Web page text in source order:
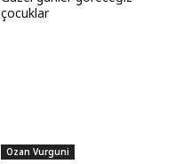
çocuklar
Ozan Vurguni